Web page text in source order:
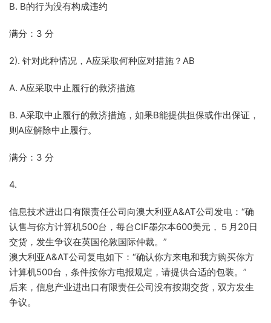
B. B的行为没有构成违约
满分：3 分
2). 针对此种情况，A应采取何种应对措施？AB
A. A应采取中止履行的救济措施
B. A采取中止履行的救济措施，如果B能提供担保或作出保证，
则A应解除中止履行。
满分：3 分
4.
信息技术进出口有限责任公司向澳大利亚A&AT公司发电：“确
认售与你方计算机500台，每台CIF墨尔本600美元，５月20日
交货，发生争议在英国伦敦国际仲裁。”
澳大利亚A&AT公司复电如下：“确认你方来电和我方购买你方
计算机500台，条件按你方电报规定，请提供合适的包装。”
后来，信息产业进出口有限责任公司没有按期交货，双方发生
争议。